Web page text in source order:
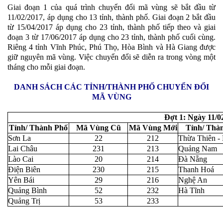
Giai đoạn 1 của quá trình chuyển đổi mã vùng sẽ bắt đầu từ
11/02/2017, áp dụng cho 13 tỉnh, thành phố. Giai đoạn 2 bắt đầu
từ 15/04/2017 áp dụng cho 23 tỉnh, thành phố tiếp theo và giai
đoạn 3 từ 17/06/2017 áp dụng cho 23 tỉnh, thành phố cuối cùng.
Riêng 4 tỉnh Vĩnh Phúc, Phú Thọ, Hòa Bình và Hà Giang được
giữ nguyên mã vùng. Việc chuyển đổi sẽ diễn ra trong vòng một
tháng cho mỗi giai đoạn.
DANH SÁCH CÁC TỈNH/THÀNH PHỐ CHUYỂN ĐỔI
MÃ VÙNG
Đợt 1: Ngày 11/
Tỉnh/ Thành Phố
Mã Vùng Cũ Mã Vùng Mới
Tỉnh/
Sơn La
22 212
Thừa Thiên -
Lai Châu
231 213
Quảng Nam
Lào Cai
20 214
Đà Nẵng
Điện Biên
230 215
Thanh Hoá
Yên Bái
29 216
Nghệ An
Quảng Bình
52 232
Hà Tĩnh
Quảng Trị
53 233